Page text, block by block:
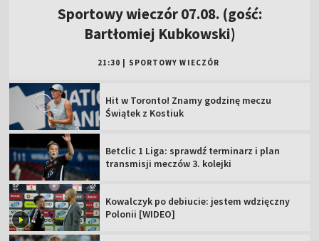
Sportowy wieczór 07.08. (gość:
Bartłomiej Kubkowski)
21:30 SPORTOWY WIECZÓR
Hit w Toronto! Znamy godzinę meczu
Świątek z Kostiuk
Betclic 1 Liga: sprawdź terminarz i plan
transmisji meczów 3. kolejki
Kowalczyk po debiucie: jestem wdzięczny
Polonii [WIDEO]